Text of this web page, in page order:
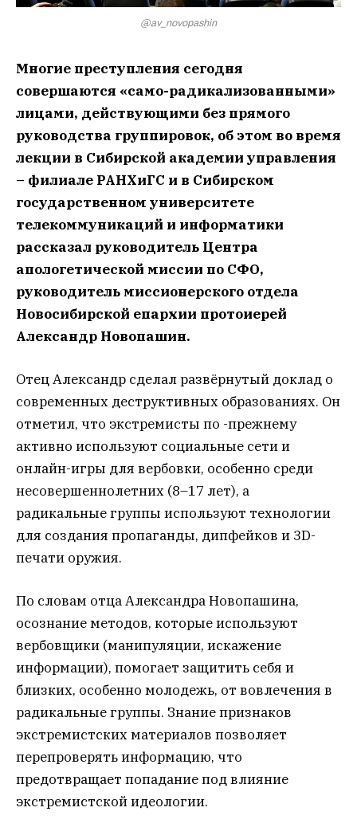
@av_novopashin
Многие преступления сегодня
совершаются «само-радикализованными»
лицами, действующими без прямого
руководства группировок, об этом во время
лекции в Сибирской академии управления
– филиале РАНХиГС и в Сибирском
государственном университете
телекоммуникаций и информатики
рассказал руководитель Центра
апологетической миссии по СФО,
руководитель миссионерского отдела
Новосибирской епархии протоиерей
Александр Новопашин.
Отец Александр сделал развёрнутый доклад о
современных деструктивных образованиях. Он
отметил, что экстремисты по -прежнему
активно используют социальные сети и
онлайн-игры для вербовки, особенно среди
несовершеннолетних (8–17 лет), а
радикальные группы используют технологии
для создания пропаганды, дипфейков и 3D-
печати оружия.
По словам отца Александра Новопашина,
осознание методов, которые используют
вербовщики (манипуляции, искажение
информации), помогает защитить себя и
близких, особенно молодежь, от вовлечения в
радикальные группы. Знание признаков
экстремистских материалов позволяет
перепроверять информацию, что
предотвращает попадание под влияние
экстремистской идеологии.